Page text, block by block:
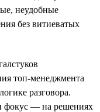
неудобные
без витиеватых
топ-менеджмента
разговора.
фокус — на решениях